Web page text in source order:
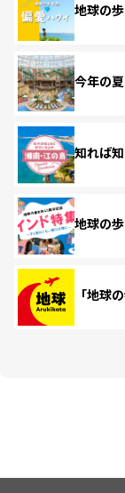
地球の
今年の
知れば
地球の
「地球